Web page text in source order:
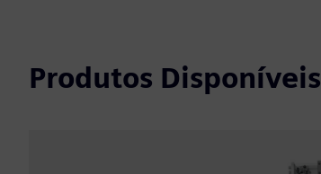
Produtos Disponíveis